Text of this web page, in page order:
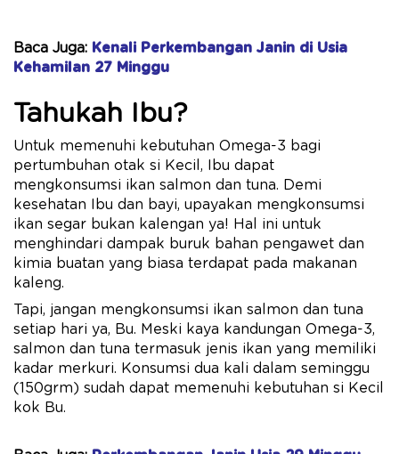
Baca Juga: Kenali Perkembangan Janin di Usia
Kehamilan 27 Minggu
Tahukah Ibu?
Untuk memenuhi kebutuhan Omega-3 bagi
pertumbuhan otak si Kecil, Ibu dapat
mengkonsumsi ikan salmon dan tuna. Demi
kesehatan Ibu dan bayi, upayakan mengkonsumsi
ikan segar bukan kalengan ya! Hal ini untuk
menghindari dampak buruk bahan pengawet dan
kimia buatan yang biasa terdapat pada makanan
kaleng.
Tapi, jangan mengkonsumsi ikan salmon dan tuna
setiap hari ya, Bu. Meski kaya kandungan Omega-3,
salmon dan tuna termasuk jenis ikan yang memiliki
kadar merkuri. Konsumsi dua kali dalam seminggu
(150grm) sudah dapat memenuhi kebutuhan si Kecil
kok Bu.